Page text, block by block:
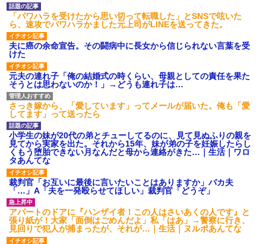
私「初めて飲む味だけどなん
のお茶？」彼「ちっ！」私「」
【GIF】JSのカンチョーワロ
タ
後続車にクラクションを鳴ら
され彼氏が逆切れ。「何クラク
ション鳴らしてんだ！降りてこ
いよ！」と怒鳴りだし...
【衝撃】報酬100万円超の治験
募集がこちらｗｗｗｗｗ(※画像
あり)
【ネット騒然】惨殺されたタ
ワマン頂き女子のこの動画、す
げえええええｗｗｗｗｗｗｗｗ
ｗｗｗ
【愕然】白のクラウン俺氏、
高速道路左車線を制限速度で走
った結果wwwwwwwwwwww
百年の恋12-899 食べた量を
張り合ってくる
【悲報】佐藤輝明・・・２軍
でも盛大にやらかす←あまり悲
しませないでくれ
「パワハラを受けたから思い切って転職した」とSNSで呟いた
ら、速攻でパワハラかました元上司がLINEを送ってきた。
夫に癌の余命宣告。その闘病中に長女から信じられない言葉を受
けた
元夫の連れ子「俺の結婚式の時くらい、母親としての責任を果た
そうとは思わないのか！」→どうも連れ子は…
さっき嫁から、「愛しています」ってメールが届いた。俺も「愛
してます」って送ったら
小学生の妹が20代の弟とチューしてるのに、見て見ぬふりの親を
見てから実家を出た。それから15年、妹が弟の子を妊娠したらし
くもう堕胎できない月なんだと母から連絡がきた…｜生活｜ワロ
タあんてな
裁判官「お互いに最後に言いたいことはありますか」バカ夫
「…」A「夫を一発殴らせてほしい」裁判官「どうぞ」
アパートのドアに『ハンザイ者！この人はさいあくの人です』と
張り紙が！大家「面倒はごめんだよ」私「はあ」→警察に行き、
見回りで犯人が捕まったが、それが…｜生活｜ヌルポあんてな